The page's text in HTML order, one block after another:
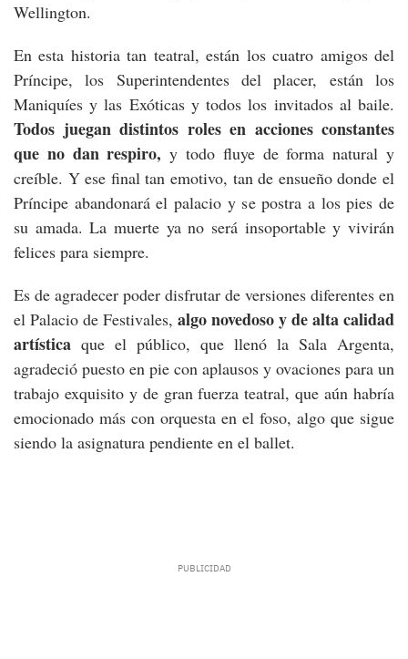
Wellington.
En esta historia tan teatral, están los cuatro amigos del
Príncipe, los Superintendentes del placer, están los
Maniquíes y las Exóticas y todos los invitados al baile.
Todos juegan distintos roles en acciones constantes
que no dan respiro, y todo fluye de forma natural y
creíble. Y ese final tan emotivo, tan de ensueño donde el
Príncipe abandonará el palacio y se postra a los pies de
su amada. La muerte ya no será insoportable y vivirán
felices para siempre.
Es de agradecer poder disfrutar de versiones diferentes en
el Palacio de Festivales, algo novedoso y de alta calidad
artística que el público, que llenó la Sala Argenta,
agradeció puesto en pie con aplausos y ovaciones para un
trabajo exquisito y de gran fuerza teatral, que aún habría
emocionado más con orquesta en el foso, algo que sigue
siendo la asignatura pendiente en el ballet.